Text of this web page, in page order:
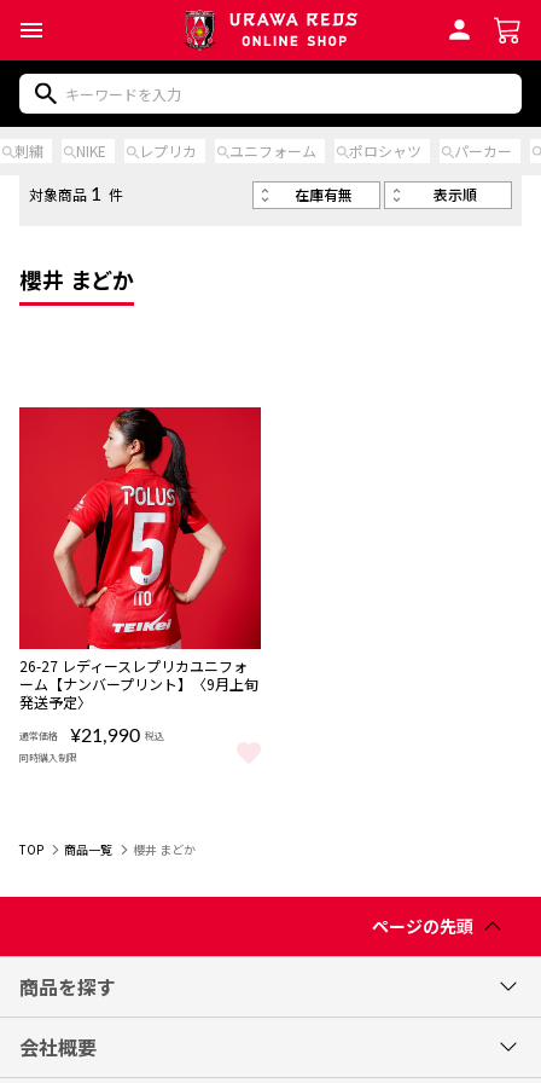
刺繍 NIKE レプリカ ユニフォーム ポロシャツ パーカー
櫻井 まどか
対象商品 1 件 在庫有無 表示順
数量
限定
26-27 レディースレプリカユニフォ
ーム【ナンバープリント】〈9月上旬
発送予定〉
通常価格 ¥21,990 税込
同時購入制限
TOP 商品一覧 櫻井 まどか
ページの先頭
商品を探す
会社概要